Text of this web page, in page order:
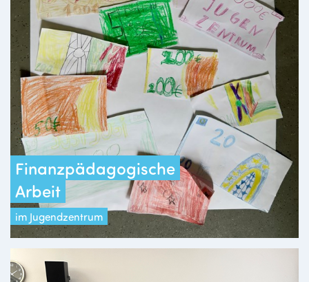
Finanzpädagogische
Arbeit
im Jugendzentrum